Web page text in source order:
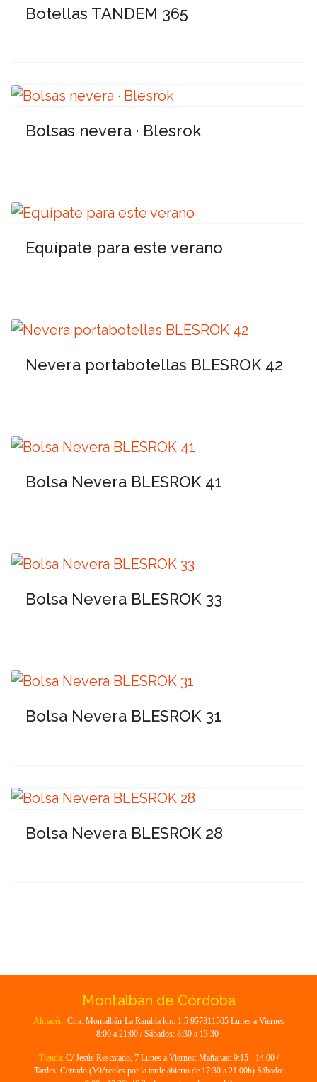
Botellas TANDEM 365
Bolsas nevera · Blesrok
Equípate para este verano
Nevera portabotellas BLESROK 42
Bolsa Nevera BLESROK 41
Bolsa Nevera BLESROK 33
Bolsa Nevera BLESROK 31
Bolsa Nevera BLESROK 28
Montalbán de Córdoba
Almacén: Ctra. Montalbán-La Rambla km. 1.5 957311505 Lunes a Viernes
8:00 a 21:00 / Sábados: 8:30 a 13:30
Tienda: C/ Jesús Rescatado, 7 Lunes a Viernes: Mañanas: 9:15 - 14:00 /
Tardes: Cerrado (Miércoles por la tarde abierto de 17:30 a 21:00h) Sábado: